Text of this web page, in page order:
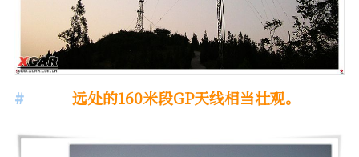
远处的160米段GP天线相当壮观。